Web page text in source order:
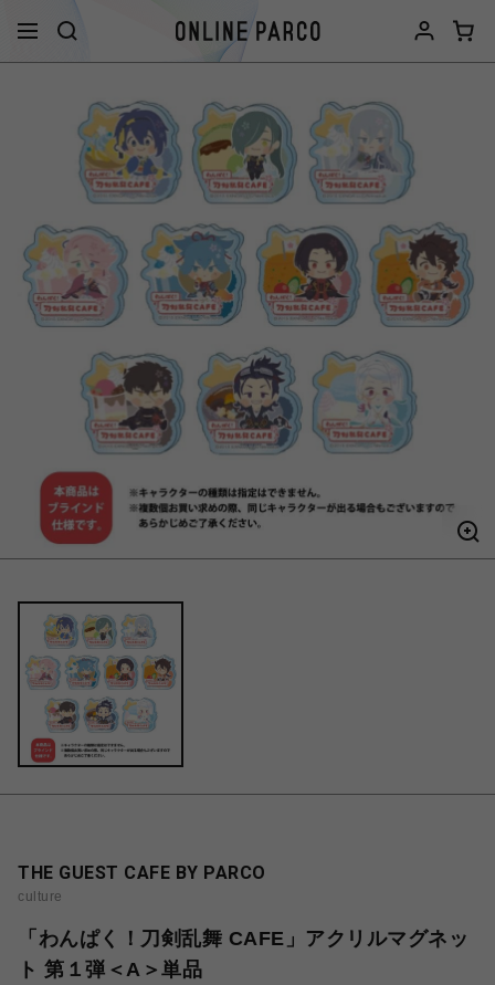
THE GUEST CAFE BY PARCO
culture
「わんぱく！刀剣乱舞 CAFE」アクリルマグネッ
ト 第１弾＜A＞単品